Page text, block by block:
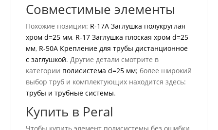
Совместимые элементы
Похожие позиции: R-17A Заглушка полукруглая
хром d=25 мм, R-17 Заглушка плоская хром d=25
мм, R-50А Крепление для трубы дистанционное
с заглушкой. Другие детали смотрите в
категории полисистема d=25 мм; более широкий
выбор труб и комплектующих находится здесь:
трубы и трубные системы.
Купить в Peral